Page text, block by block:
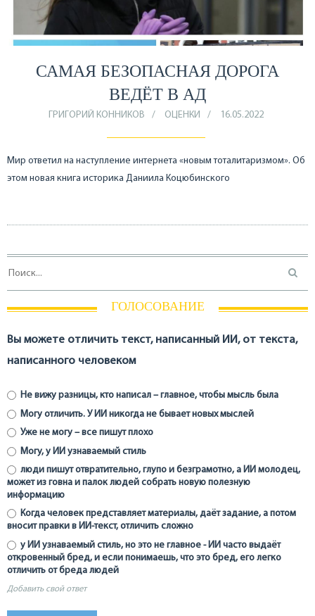
САМАЯ БЕЗОПАСНАЯ ДОРОГА
ВЕДЁТ В АД
ГРИГОРИЙ КОННИКОВ ОЦЕНКИ 16.05.2022
Мир ответил на наступление интернета «новым тоталитаризмом». Об
этом новая книга историка Даниила Коцюбинского
ГОЛОСОВАНИЕ
Вы можете отличить текст, написанный ИИ, от текста,
написанного человеком
Не вижу разницы, кто написал – главное, чтобы мысль была
Могу отличить. У ИИ никогда не бывает новых мыслей
Уже не могу – все пишут плохо
Могу, у ИИ узнаваемый стиль
люди пишут отвратительно, глупо и безграмотно, а ИИ молодец,
может из говна и палок людей собрать новую полезную
информацию
Когда человек представляет материалы, даёт задание, а потом
вносит правки в ИИ-текст, отличить сложно
у ИИ узнаваемый стиль, но это не главное - ИИ часто выдаёт
откровенный бред, и если понимаешь, что это бред, его легко
отличить от бреда людей
Добавить свой ответ